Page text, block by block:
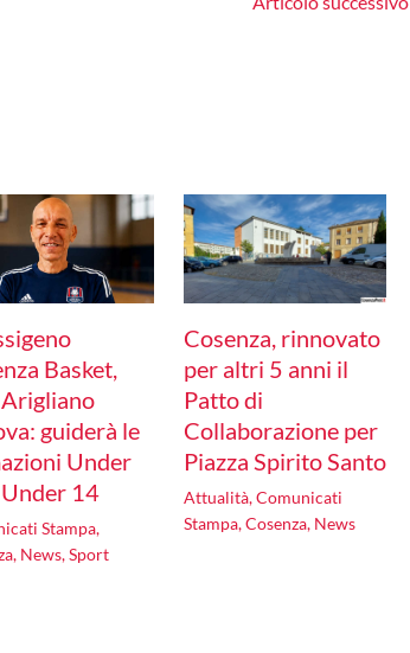
Basket,
guiderà le
Under
14
Stampa,
, News,Sport
Cosenza, rinnovato
per altri 5 anni il
Patto di
Collaborazione per
Piazza Spirito Santo
Attualità,Comunicati
Stampa,Cosenza, News